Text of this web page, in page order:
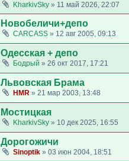
KharkivSky » 11 май 2026, 22:07
Новобеличи+депо
CARCASS » 12 авг 2005, 09:13
Одесская + депо
Бодрый » 26 окт 2017, 17:21
Львовская Брама
HMR » 21 мар 2003, 13:48
Мостицкая
KharkivSky » 10 дек 2025, 16:55
Дорогожичи
Sinoptik » 03 июн 2004, 18:51